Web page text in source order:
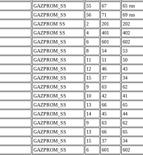
GAZPROM_SS 55 67 65 rus
GAZPROM_SS 56 71 69 rus
GAZPROM SS 2 201 202
GAZPROM SS 4 401 402
GAZPROM_SS 6 601 602
GAZPROM_SS 8 54 53
GAZPROM_SS 11 51 50
GAZPROM_SS 12 46 43
GAZPROM_SS 15 37 34
GAZPROM_SS 9 63 62
GAZPROM_SS 10 42 41
GAZPROM_SS 13 66 65
GAZPROM_SS 14 45 44
GAZPROM_SS 9 63 62
GAZPROM_SS 13 66 65
GAZPROM_SS 15 37 34
GAZPROM_SS 6 601 602